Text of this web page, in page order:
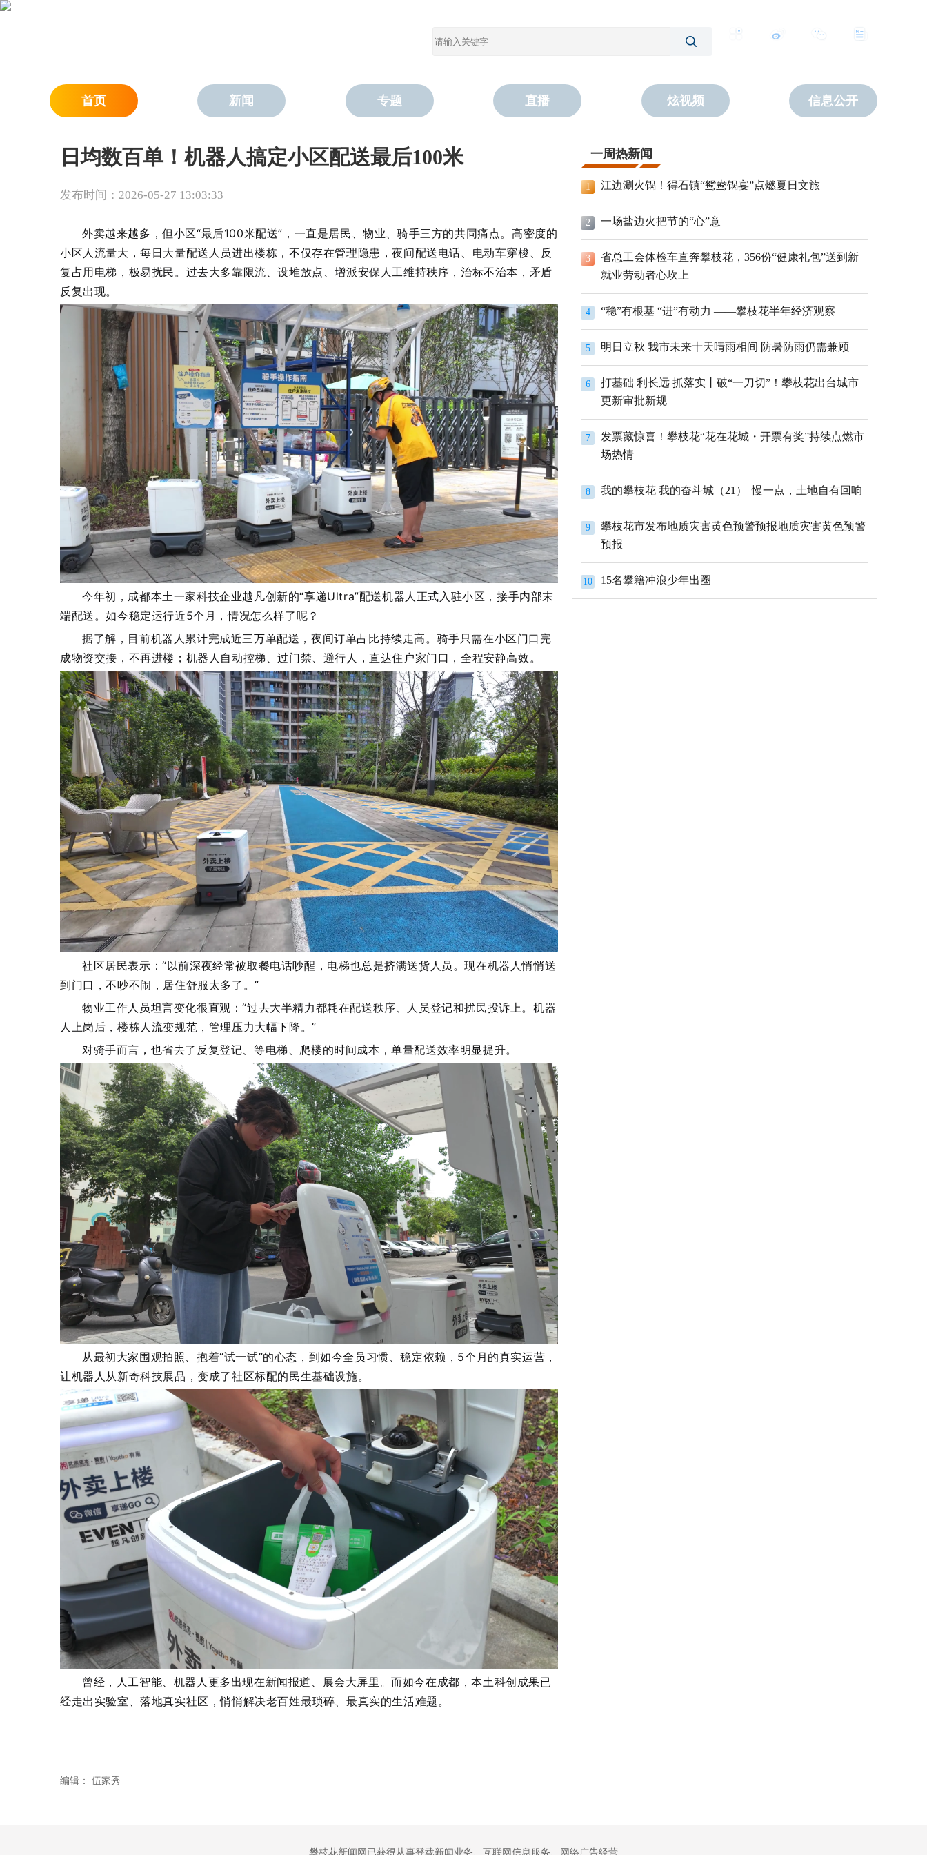
首页 新闻 专题 直播 炫视频 信息公开
日均数百单！机器人搞定小区配送最后100米
发布时间：2026-05-27 13:03:33
外卖越来越多，但小区“最后100米配送”，一直是居民、物业、骑手三方的共同痛点。高密度的
小区人流量大，每日大量配送人员进出楼栋，不仅存在管理隐患，夜间配送电话、电动车穿梭、反
复占用电梯，极易扰民。过去大多靠限流、设堆放点、增派安保人工维持秩序，治标不治本，矛盾
反复出现。
今年初，成都本土一家科技企业越凡创新的“享递Ultra”配送机器人正式入驻小区，接手内部末
端配送。如今稳定运行近5个月，情况怎么样了呢？
据了解，目前机器人累计完成近三万单配送，夜间订单占比持续走高。骑手只需在小区门口完
成物资交接，不再进楼；机器人自动控梯、过门禁、避行人，直达住户家门口，全程安静高效。
社区居民表示：“以前深夜经常被取餐电话吵醒，电梯也总是挤满送货人员。现在机器人悄悄送
到门口，不吵不闹，居住舒服太多了。”
物业工作人员坦言变化很直观：“过去大半精力都耗在配送秩序、人员登记和扰民投诉上。机器
人上岗后，楼栋人流变规范，管理压力大幅下降。”
对骑手而言，也省去了反复登记、等电梯、爬楼的时间成本，单量配送效率明显提升。
从最初大家围观拍照、抱着“试一试”的心态，到如今全员习惯、稳定依赖，5个月的真实运营，
让机器人从新奇科技展品，变成了社区标配的民生基础设施。
曾经，人工智能、机器人更多出现在新闻报道、展会大屏里。而如今在成都，本土科创成果已
经走出实验室、落地真实社区，悄悄解决老百姓最琐碎、最真实的生活难题。
编辑： 伍家秀
一周热新闻
1 江边涮火锅！得石镇“鸳鸯锅宴”点燃夏日文旅
2 一场盐边火把节的“心”意
3
省总工会体检车直奔攀枝花，356份“健康礼包”送到新
就业劳动者心坎上
4 “稳”有根基 “进”有动力 ——攀枝花半年经济观察
5 明日立秋 我市未来十天晴雨相间 防暑防雨仍需兼顾
6
打基础 利长远 抓落实丨破“一刀切”！攀枝花出台城市
更新审批新规
7
发票藏惊喜！攀枝花“花在花城・开票有奖”持续点燃市
场热情
8 我的攀枝花 我的奋斗城（21）| 慢一点，土地自有回响
9
攀枝花市发布地质灾害黄色预警预报地质灾害黄色预警
预报
10 15名攀籍冲浪少年出圈
攀枝花新闻网已获得从事登载新闻业务、互联网信息服务、网络广告经营